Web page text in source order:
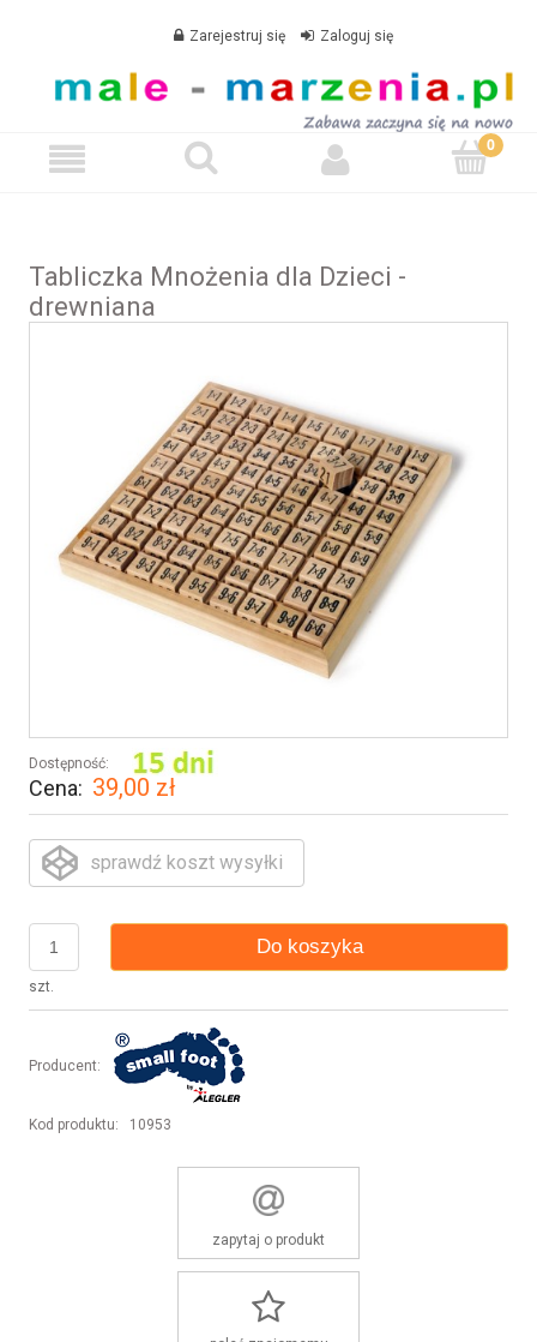
Zarejestruj się Zaloguj się
Tabliczka Mnożenia dla Dzieci -
drewniana
Dostępność:
Cena: 39,00 zł
sprawdź koszt wysyłki
szt.
Do koszyka
Producent:
Kod produktu: 10953
zapytaj o produkt